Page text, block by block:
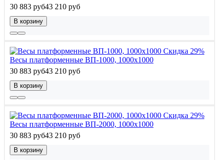
30 883 руб43 210 руб
В корзину
Скидка 29%
Весы платформенные ВП-1000, 1000x1000
30 883 руб43 210 руб
В корзину
Скидка 29%
Весы платформенные ВП-2000, 1000x1000
30 883 руб43 210 руб
В корзину